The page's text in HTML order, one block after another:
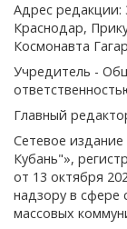
Адрес редакции:
Краснодар,
Космонавта
Учредитель -
Главный
Сетевое
Кубань"»,
от 13 октября
надзору в сфере
массовых